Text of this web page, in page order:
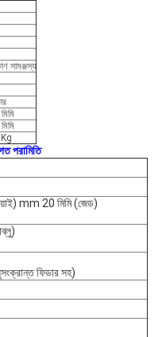
সামঞ্জস্য
mm 20 মিমি (জেড)
ফিডার সহ)